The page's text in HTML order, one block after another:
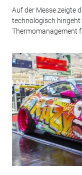
Auf der Messe zeigte
technologisch
Thermomanagement